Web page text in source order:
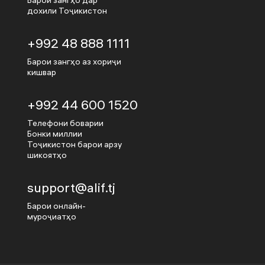
дохили Тоҷикистон
+992 48 888 1111
Барои зангҳо аз хориҷи
кишвар
+992 44 600 1520
Телефони боварии
Бонки миллии
Тоҷикистон барои арзу
шикоятҳо
support@alif.tj
Барои онлайн-
муроҷиатҳо